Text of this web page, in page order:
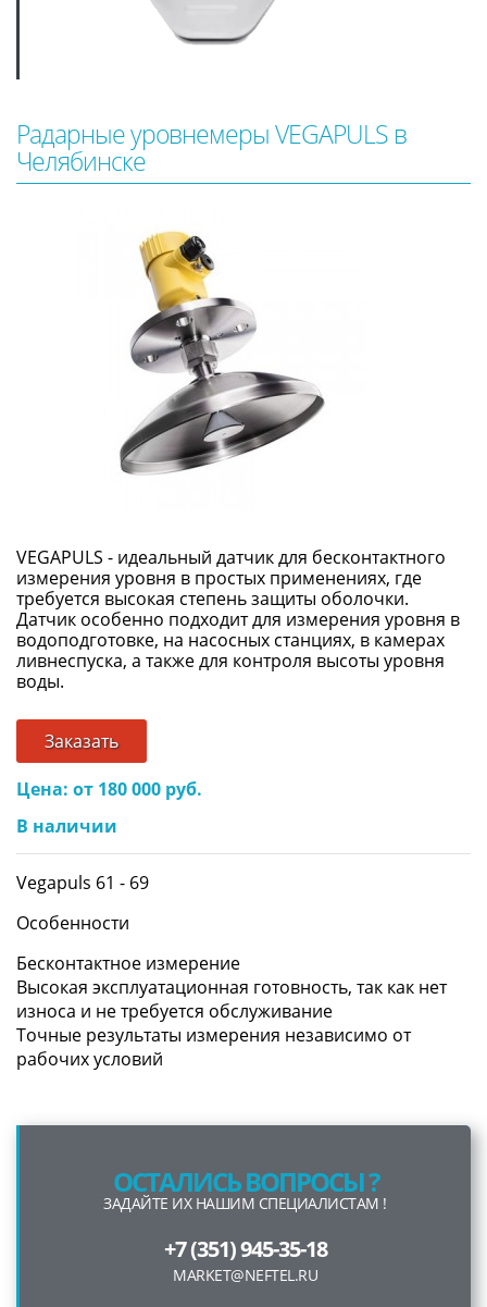
Радарные уровнемеры VEGAPULS в
Челябинске
VEGAPULS - идеальный датчик для бесконтактного
измерения уровня в простых применениях, где
требуется высокая степень защиты оболочки.
Датчик особенно подходит для измерения уровня в
водоподготовке, на насосных станциях, в камерах
ливнеспуска, а также для контроля высоты уровня
воды.
Заказать
Цена: от 180 000 руб.
В наличии
Vegapuls 61 - 69
Особенности
Бесконтактное измерение
Высокая эксплуатационная готовность, так как нет
износа и не требуется обслуживание
Точные результаты измерения независимо от
рабочих условий
ОСТАЛИСЬ ВОПРОСЫ ?
ЗАДАЙТЕ ИХ НАШИМ СПЕЦИАЛИСТАМ !
+7 (351) 945-35-18
MARKET@NEFTEL.RU